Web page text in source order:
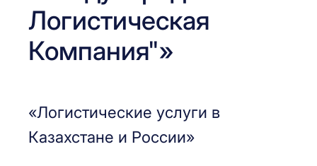
Логистическая
Компания"»
«Логистические услуги в
Казахстане и России»